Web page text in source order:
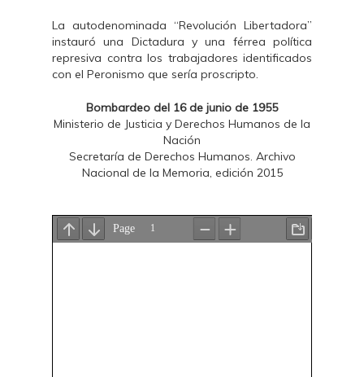
La autodenominada “Revolución Libertadora”
instauró una Dictadura y una férrea política
represiva contra los trabajadores identificados
con el Peronismo que sería proscripto.
Bombardeo del 16 de junio de 1955
Ministerio de Justicia y Derechos Humanos de la
Nación
Secretaría de Derechos Humanos. Archivo
Nacional de la Memoria, edición 2015